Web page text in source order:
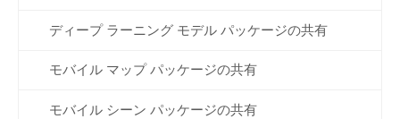
ディープ ラーニング モデル パッケージの共有
モバイル マップ パッケージの共有
モバイル シーン パッケージの共有